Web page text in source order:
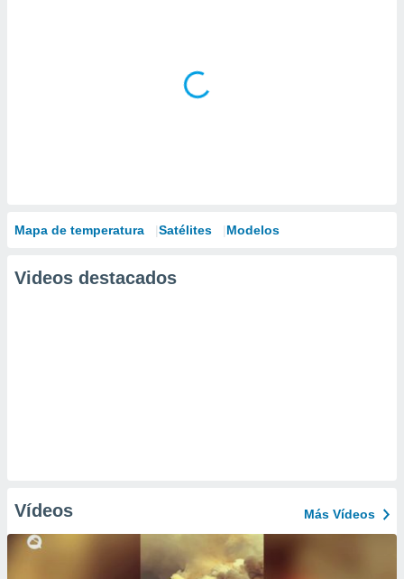
Mapa de temperatura Satélites Modelos
Videos destacados
Vídeos Más Vídeos